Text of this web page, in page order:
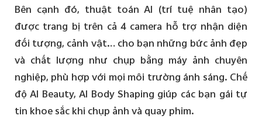
Bên cạnh đó, thuật toán AI (trí tuệ nhân tạo)
được trang bị trên cả 4 camera hỗ trợ nhận diện
đối tượng, cảnh vật… cho bạn những bức ảnh đẹp
và chất lượng như chụp bằng máy ảnh chuyên
nghiệp, phù hợp với mọi môi trường ánh sáng. Chế
độ AI Beauty, AI Body Shaping giúp các bạn gái tự
tin khoe sắc khi chụp ảnh và quay phim.